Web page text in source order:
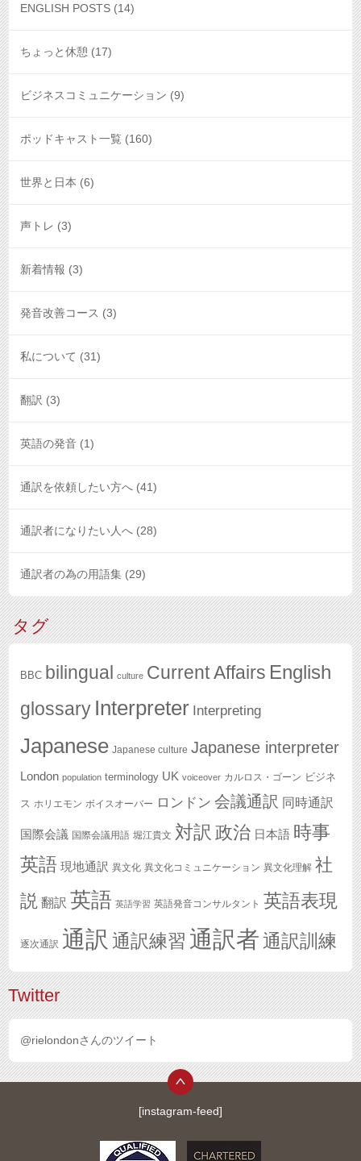
ENGLISH POSTS (14)
ちょっと休憩 (17)
ビジネスコミュニケーション (9)
ポッドキャスト一覧 (160)
世界と日本 (6)
声トレ (3)
新着情報 (3)
発音改善コース (3)
私について (31)
翻訳 (3)
英語の発音 (1)
通訳を依頼したい方へ (41)
通訳者になりたい人へ (28)
通訳者の為の用語集 (29)
タグ
BBC bilingual culture Current Affairs English
glossary Interpreter Interpreting
Japanese Japanese culture Japanese interpreter
London population terminology UK voiceover カルロス・ゴーン ビジネ
ス ホリエモン ボイスオーバー ロンドン 会議通訳 同時通訳
国際会議 国際会議用語 堀江貴文 対訳 政治 日本語 時事
英語 現地通訳 異文化 異文化コミュニケーション 異文化理解 社
説 翻訳 英語 英語学習 英語発音コンサルタント 英語表現
逐次通訳 通訳 通訳練習 通訳者 通訳訓練
Twitter
@rielondonさんのツイート
[instagram-feed]